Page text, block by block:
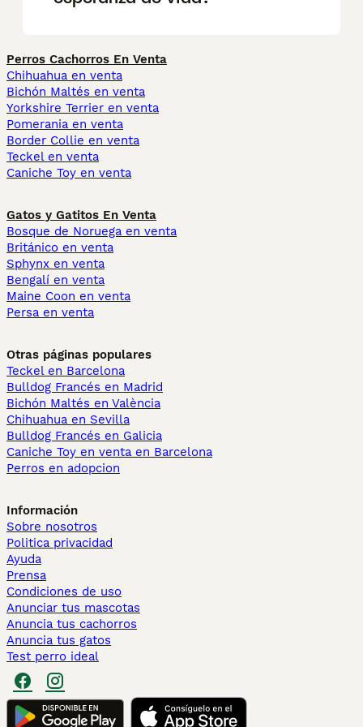
Perros Cachorros En Venta
Chihuahua en venta
Bichón Maltés en venta
Yorkshire Terrier en venta
Pomerania en venta
Border Collie en venta
Teckel en venta
Caniche Toy en venta
Gatos y Gatitos En Venta
Bosque de Noruega en venta
Británico en venta
Sphynx en venta
Bengalí en venta
Maine Coon en venta
Persa en venta
Otras páginas populares
Teckel en Barcelona
Bulldog Francés en Madrid
Bichón Maltés en València
Chihuahua en Sevilla
Bulldog Francés en Galicia
Caniche Toy en venta en Barcelona
Perros en adopcion
Información
Sobre nosotros
Politica privacidad
Ayuda
Prensa
Condiciones de uso
Anunciar tus mascotas
Anuncia tus cachorros
Anuncia tus gatos
Test perro ideal